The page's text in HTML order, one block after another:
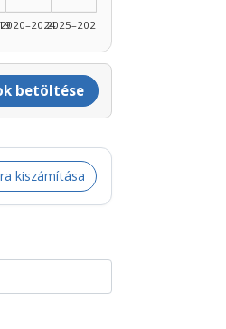
2020–20242025–2026
betöltése
kiszámítása